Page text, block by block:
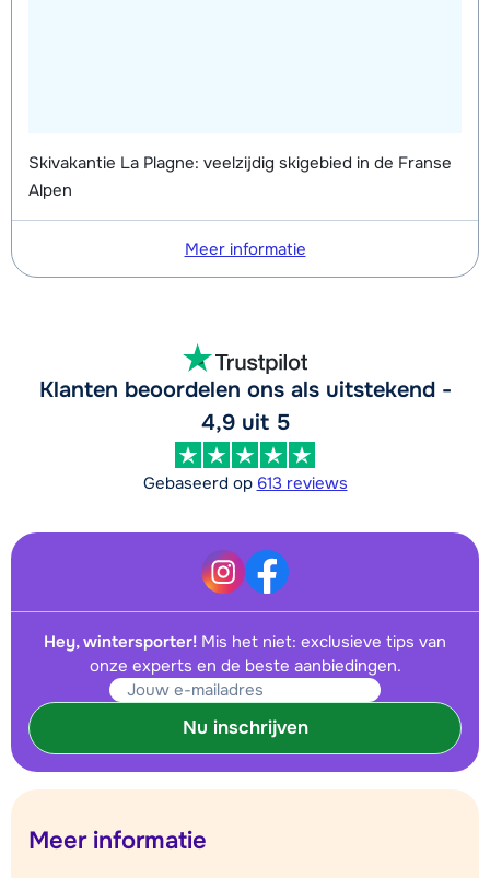
Skivakantie La Plagne: veelzijdig skigebied in de Franse
Alpen
Meer informatie
Klanten beoordelen ons als uitstekend -
4,9 uit 5
Gebaseerd op 613 reviews
Hey, wintersporter! Mis het niet: exclusieve tips van
onze experts en de beste aanbiedingen.
Nu inschrijven
Meer informatie